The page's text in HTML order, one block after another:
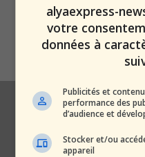
E1 :
alyaexpress-
votre
données à
Publicités et
performance des
d’audience et
Stocker et/ou
appareil